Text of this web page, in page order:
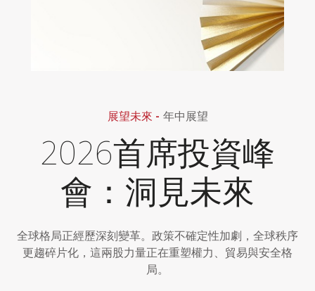
展望未來 - 年中展望
2026首席投資峰
會：洞見未來
全球格局正經歷深刻變革。政策不確定性加劇，全球秩序
更趨碎片化，這兩股力量正在重塑權力、貿易與安全格
局。